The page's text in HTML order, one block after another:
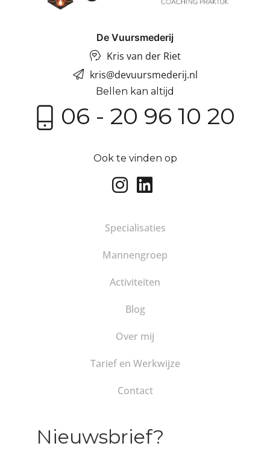
De Vuursmederij
Kris van der Riet
kris@devuursmederij.nl
Bellen kan altijd
06 - 20 96 10 20
Ook te vinden op
Specialisaties
Mannengroep
Activiteiten
Blog
Over mij
Tarief en Werkwijze
Contact
Nieuwsbrief?